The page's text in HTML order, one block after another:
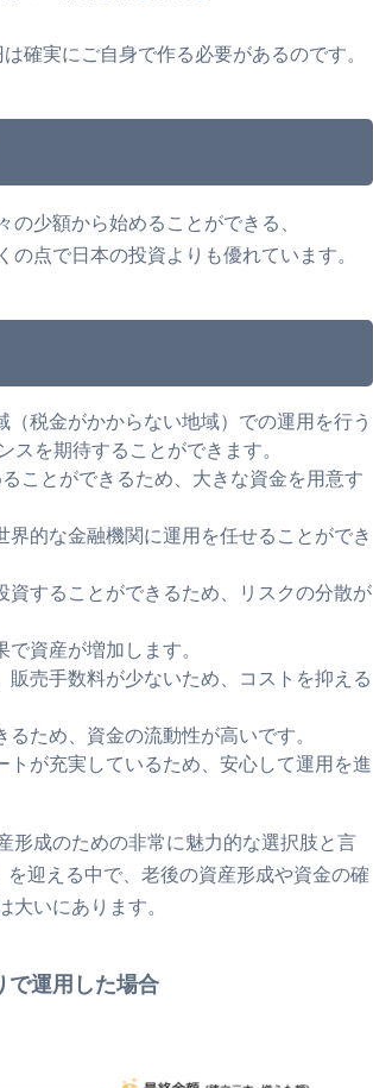
確実にご自身で作る必要があるのです。
少額から始めることができる、
点で日本の投資よりも優れています。
税金がかからない地域）での運用を行う
を期待することができます。
ことができるため、大きな資金を用意す
界的な金融機関に運用を任せることができ
資することができるため、リスクの分散が
資産が増加します。
販売手数料が少ないため、コストを抑える
ため、資金の流動性が高いです。
トが充実しているため、安心して運用を進
形成のための非常に魅力的な選択肢と言
迎える中で、老後の資産形成や資金の確
いにあります。
で運用した場合